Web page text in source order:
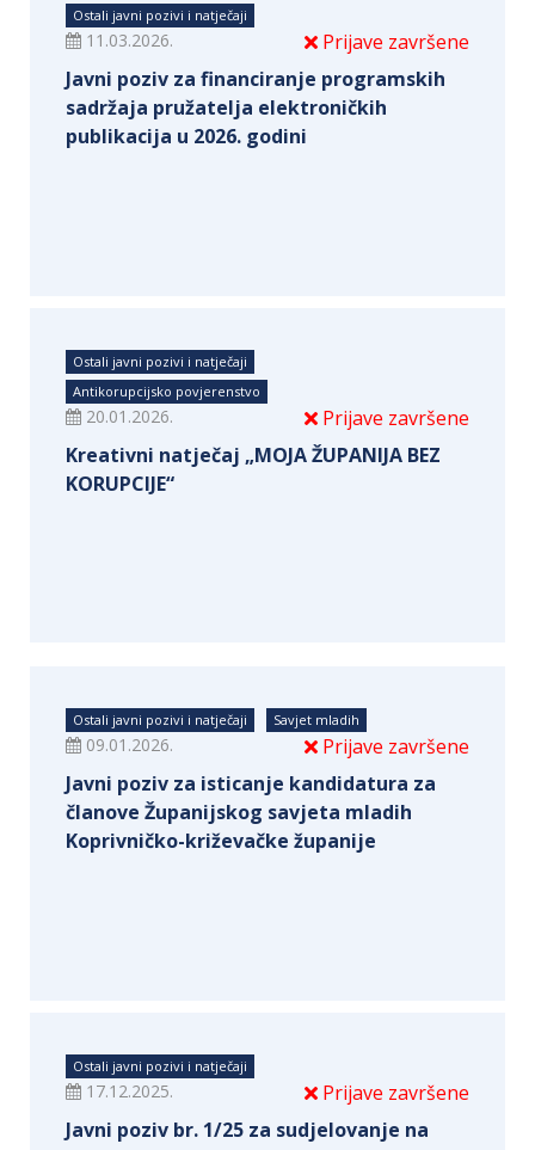
Ostali javni pozivi i natječaji
Prijave završene
11.03.2026.
Javni poziv za financiranje programskih
sadržaja pružatelja elektroničkih
publikacija u 2026. godini
Ostali javni pozivi i natječaji
Antikorupcijsko povjerenstvo
Prijave završene
20.01.2026.
Kreativni natječaj „MOJA ŽUPANIJA BEZ
KORUPCIJE“
Ostali javni pozivi i natječaji Savjet mladih
Prijave završene
09.01.2026.
Javni poziv za isticanje kandidatura za
članove Županijskog savjeta mladih
Koprivničko-križevačke županije
Ostali javni pozivi i natječaji
Prijave završene
17.12.2025.
Javni poziv br. 1/25 za sudjelovanje na